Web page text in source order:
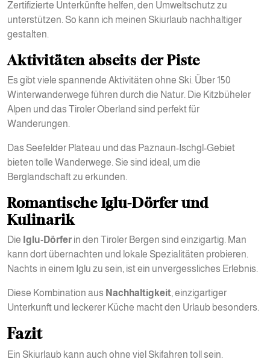
Zertifizierte Unterkünfte helfen, den Umweltschutz zu
unterstützen. So kann ich meinen Skiurlaub nachhaltiger
gestalten.
Aktivitäten abseits der Piste
Es gibt viele spannende Aktivitäten ohne Ski. Über 150
Winterwanderwege führen durch die Natur. Die Kitzbüheler
Alpen und das Tiroler Oberland sind perfekt für
Wanderungen.
Das Seefelder Plateau und das Paznaun-Ischgl-Gebiet
bieten tolle Wanderwege. Sie sind ideal, um die
Berglandschaft zu erkunden.
Romantische Iglu-Dörfer und
Kulinarik
Die Iglu-Dörfer in den Tiroler Bergen sind einzigartig. Man
kann dort übernachten und lokale Spezialitäten probieren.
Nachts in einem Iglu zu sein, ist ein unvergessliches Erlebnis.
Diese Kombination aus Nachhaltigkeit, einzigartiger
Unterkunft und leckerer Küche macht den Urlaub besonders.
Fazit
Ein Skiurlaub kann auch ohne viel Skifahren toll sein.